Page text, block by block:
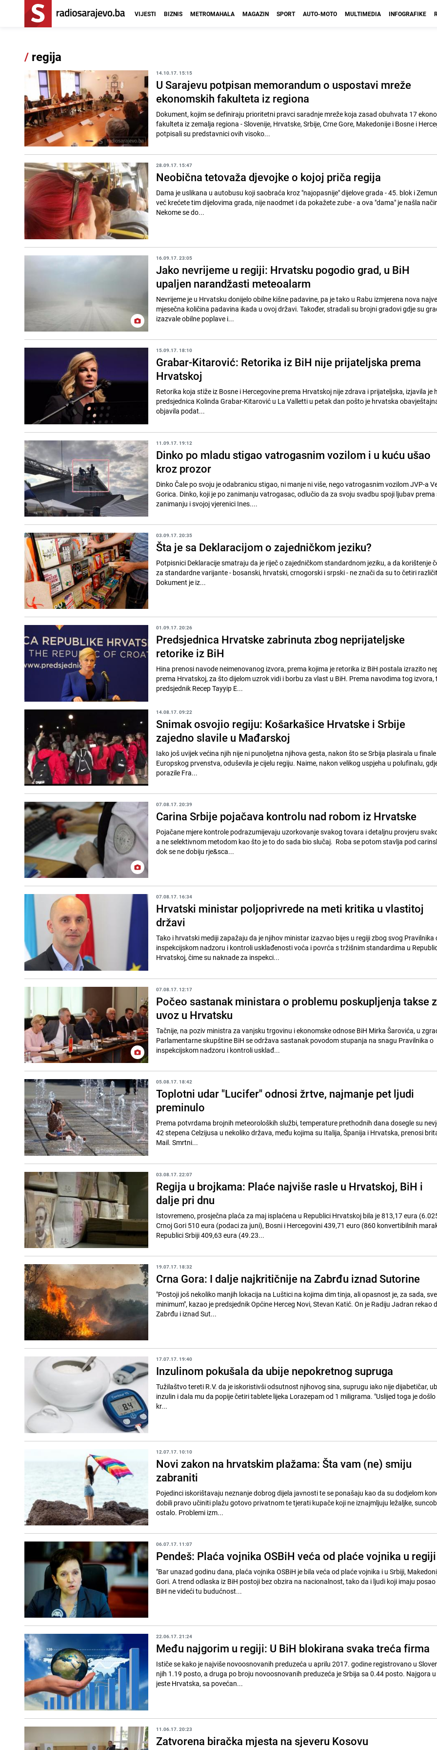
VIJESTI BIZNIS METROMAHALA MAGAZIN SPORT AUTO-MOTO MULTIMEDIA INFOGRAFIKE
/ regija
14.10.17. 15:15
U Sarajevu potpisan memorandum o uspostavi mreže
ekonomskih fakulteta iz regiona
Dokument, kojim se definiraju prioritetni pravci saradnje mreže koja zasad obuhvata 17
fakulteta iz zemalja regiona - Slovenije, Hrvatske, Srbije, Crne Gore, Makedonije i Bosne i
potpisali su predstavnici ovih visoko...
28.09.17. 15:47
Neobična tetovaža djevojke o kojoj priča regija
Dama je uslikana u autobusu koji saobraća kroz "najopasnije" dijelove grada - 45. blok i
već krećete tim dijelovima grada, nije naodmet i da pokažete zube - a ova "dama" je našla
Nekome se do...
16.09.17. 23:05
Jako nevrijeme u regiji: Hrvatsku pogodio grad, u BiH
upaljen narandžasti meteoalarm
Nevrijeme je u Hrvatsku donijelo obilne kišne padavine, pa je tako u Rabu izmjerena nova
mjesečna količina padavina ikada u ovoj državi. Također, stradali su brojni gradovi gdje su
izazvale obilne poplave i...
15.09.17. 18:10
Grabar-Kitarović: Retorika iz BiH nije prijateljska prema
Hrvatskoj
Retorika koja stiže iz Bosne i Hercegovine prema Hrvatskoj nije zdrava i prijateljska, izjavila je
predsjednica Kolinda Grabar-Kitarović u La Valletti u petak dan pošto je hrvatska
objavila podat...
11.09.17. 19:12
Dinko po mladu stigao vatrogasnim vozilom i u kuću ušao
kroz prozor
Dinko Čale po svoju je odabranicu stigao, ni manje ni više, nego vatrogasnim vozilom JVP-a
Gorica. Dinko, koji je po zanimanju vatrogasac, odlučio da za svoju svadbu spoji ljubav prema
zanimanju i svojoj vjerenici Ines....
03.09.17. 20:35
Šta je sa Deklaracijom o zajedničkom jeziku?
Potpisnici Deklaracije smatraju da je riječ o zajedničkom standardnom jeziku, a da korištenje
za standardne varijante - bosanski, hrvatski, crnogorski i srpski - ne znači da su to četiri
Dokument je iz...
01.09.17. 20:26
Predsjednica Hrvatske zabrinuta zbog neprijateljske
retorike iz BiH
Hina prenosi navode neimenovanog izvora, prema kojima je retorika iz BiH postala izrazito
prema Hrvatskoj, za što dijelom uzrok vidi i borbu za vlast u BiH. Prema navodima tog izvora,
predsjednik Recep Tayyip E...
14.08.17. 09:22
Snimak osvojio regiju: Košarkašice Hrvatske i Srbije
zajedno slavile u Mađarskoj
Iako još uvijek većina njih nije ni punoljetna njihova gesta, nakon što se Srbija plasirala u finale
Europskog prvenstva, oduševila je cijelu regiju. Naime, nakon velikog uspjeha u polufinalu,
porazile Fra...
07.08.17. 20:39
Carina Srbije pojačava kontrolu nad robom iz Hrvatske
Pojačane mjere kontrole podrazumijevaju uzorkovanje svakog tovara i detaljnu provjeru
a ne selektivnom metodom kao što je to do sada bio slučaj. Roba se potom stavlja pod
dok se ne dobiju rje&sca...
07.08.17. 16:34
Hrvatski ministar poljoprivrede na meti kritika u vlastitoj
državi
Tako i hrvatski mediji zapažaju da je njihov ministar izazvao bijes u regiji zbog svog Pravilnika
inspekcijskom nadzoru i kontroli usklađenosti voća i povrća s tržišnim standardima u
Hrvatskoj, čime su naknade za inspekci...
07.08.17. 12:17
Počeo sastanak ministara o problemu poskupljenja takse
uvoz u Hrvatsku
Tačnije, na poziv ministra za vanjsku trgovinu i ekonomske odnose BiH Mirka Šarovića, u
Parlamentarne skupštine BiH se održava sastanak povodom stupanja na snagu Pravilnika o
inspekcijskom nadzoru i kontroli usklađ...
05.08.17. 18:42
Toplotni udar "Lucifer" odnosi žrtve, najmanje pet ljudi
preminulo
Prema potvrdama brojnih meteoroloških službi, temperature prethodnih dana dosegle su
42 stepena Celzijusa u nekoliko država, među kojima su Italija, Španija i Hrvatska, prenosi
Mail. Smrtni...
03.08.17. 22:07
Regija u brojkama: Plaće najviše rasle u Hrvatskoj, BiH i
dalje pri dnu
Istovremeno, prosječna plaća za maj isplaćena u Republici Hrvatskoj bila je 813,17 eura
Crnoj Gori 510 eura (podaci za juni), Bosni i Hercegovini 439,71 euro (860 konvertibilnih
Republici Srbiji 409,63 eura (49.23...
19.07.17. 18:32
Crna Gora: I dalje najkritičnije na Zabrđu iznad Sutorine
"Postoji još nekoliko manjih lokacija na Luštici na kojima dim tinja, ali opasnost je, za sada,
minimum", kazao je predsjednik Općine Herceg Novi, Stevan Katić. On je Radiju Jadran rekao
Zabrđu i iznad Sut...
17.07.17. 19:40
Inzulinom pokušala da ubije nepokretnog supruga
Tužilaštvo tereti R.V. da je iskoristivši odsutnost njihovog sina, suprugu iako nije dijabetičar,
inzulin i dala mu da popije četiri tablete lijeka Lorazepam od 1 miligrama. "Uslijed toga je došlo do pada
kr...
12.07.17. 10:10
Novi zakon na hrvatskim plažama: Šta vam (ne) smiju
zabraniti
Pojedinci iskorištavaju neznanje dobrog dijela javnosti te se ponašaju kao da su dodjelom
dobili pravo učiniti plažu gotovo privatnom te tjerati kupače koji ne iznajmljuju ležaljke,
ostalo. Problemi izm...
06.07.17. 11:07
Pendeš: Plaća vojnika OSBiH veća od plaće vojnika u regiji
"Bar unazad godinu dana, plaća vojnika OSBiH je bila veća od plaće vojnika i u Srbiji,
Gori. A trend odlaska iz BiH postoji bez obzira na nacionalnost, tako da i ljudi koji imaju posao
BiH ne videći tu budućnost...
22.06.17. 21:24
Među najgorim u regiji: U BiH blokirana svaka treća firma
Ističe se kako je najviše novoosnovanih preduzeća u aprilu 2017. godine registrovano u
njih 1.19 posto, a druga po broju novoosnovanih preduzeća je Srbija sa 0.44 posto. Najgora
jeste Hrvatska, sa povećan...
11.06.17. 20:23
Zatvorena biračka mjesta na sjeveru Kosovu